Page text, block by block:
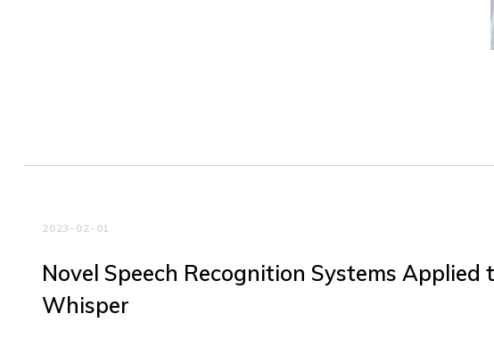
2023-02-01
Novel Speech Recognition Systems
Whisper